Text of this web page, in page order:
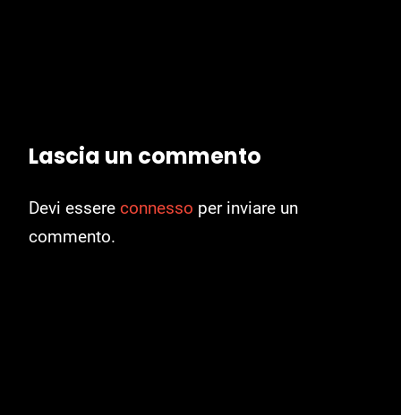
Lascia un commento
Devi essere connesso per inviare un
commento.